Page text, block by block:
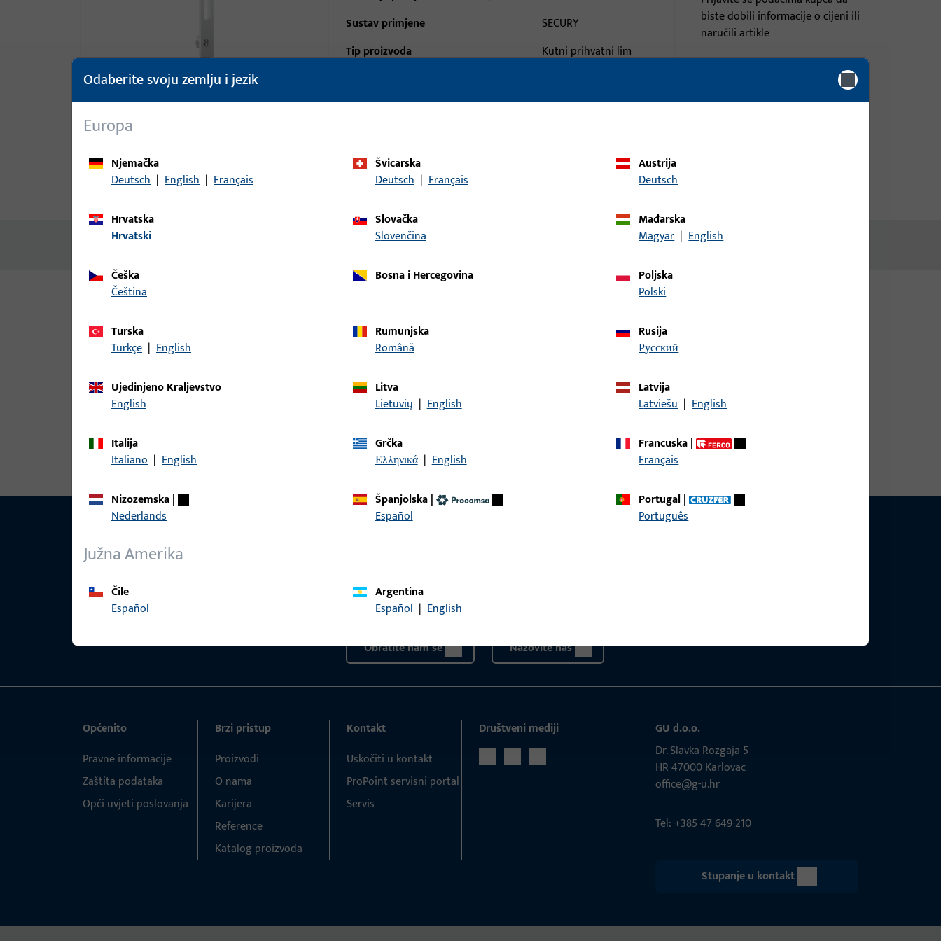
Sustav primjene
SECURY
Tip proizvoda
Kutni prihvatni lim
Bruto težina
0,199 KG
Najmanja jedinica narudžbe
biste dobili informacije o cijeni ili
naručili artikle
Nema dostupnog sadržaja
Za ovaj proizvod dostupne su sljedeće varijante:
artikl
ukupna duljina 250 mm, Položaj utora 15 mm, Zamjenjivi element Da,
Smjer otvaranja graničnik Desno
KONTAKT
Naš tim za korisničku podršku rado će vam pomoći sa svim pitanjima vezanim uz proizvode, primjene i
projekte. Jednostavno nas kontaktirajte telefonom ili e-poštom.
Obratite nam se Nazovite nas
Odaberite svoju zemlju i jezik
Europa
Njemačka
Deutsch | English | Français
Švicarska
Deutsch | Français
Austrija
Deutsch
Hrvatska
Hrvatski
Slovačka
Slovenčina
Mađarska
Magyar | English
Češka
čeština
Bosna i Hercegovina
Poljska
Polski
Turska
Türkçe | English
Rumunjska
Română
Rusija
русский
Ujedinjeno Kraljevstvo
English
Litva
Lietuvių | English
Latvija
Latviešu | English
Italija
Italiano | English
Grčka
Ελληνικά | English
Francuska|
Français
Nizozemska|
Nederlands
Španjolska|
Español
Portugal|
Português
Južna Amerika
Čile
Español
Argentina
Español | English
Općenito
Pravne informacije
Zaštita podataka
Opći uvjeti poslovanja
Brzi pristup
Proizvodi
O nama
Karijera
Reference
Katalog proizvoda
Kontakt
Uskočiti u kontakt
ProPoint servisni portal
Servis
Društveni mediji
GU d.o.o.
Dr. Slavka Rozgaja 5
HR-47000 Karlovac
office@g-u.hr
Tel: +385 47 649-210
Stupanje u kontakt